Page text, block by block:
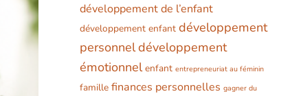
développement de l’enfant
développement enfant développement
personneldéveloppement
émotionnel enfant entrepreneuriat au féminin
famille finances personnelles gagner du